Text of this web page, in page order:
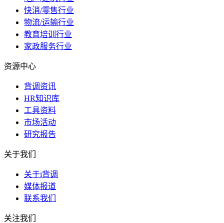
快消/零售行业
物流/运输行业
教育培训行业
家政服务行业
资源中心
背调资讯
HR知识库
工具资料
市场活动
研究报告
关于我们
关于i背调
媒体报道
联系我们
关注我们